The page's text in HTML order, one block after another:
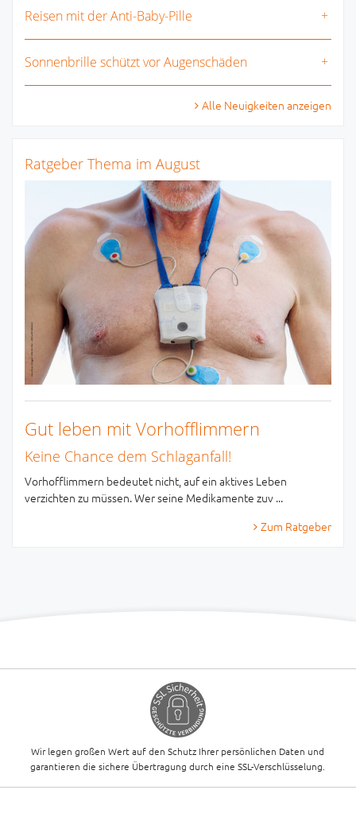
Reisen mit der Anti-Baby-Pille
Sonnenbrille schützt vor Augenschäden
Alle Neuigkeiten anzeigen
Ratgeber Thema im August
Gut leben mit Vorhofflimmern
Keine Chance dem Schlaganfall!
Vorhofflimmern bedeutet nicht, auf ein aktives Leben
verzichten zu müssen. Wer seine Medikamente zuv ...
Zum Ratgeber
Wir legen großen Wert auf den Schutz Ihrer persönlichen Daten und
garantieren die sichere Übertragung durch eine SSL-Verschlüsselung.